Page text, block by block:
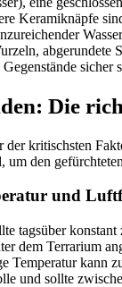
Keramiknäpfe
abgerundete
Die
der kritischsten
um den
und
tagsüber
dem Terrarium
Temperatur kann
und sollte